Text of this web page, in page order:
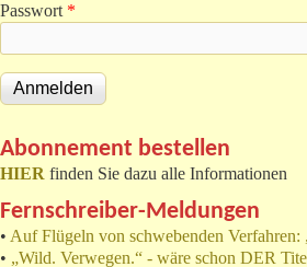
Passwort *
Abonnement bestellen
HIER finden Sie dazu alle Informationen
Fernschreiber-Meldungen
• Auf Flügeln von schwebenden Verfahren:
• „Wild. Verwegen.“ - wäre schon DER